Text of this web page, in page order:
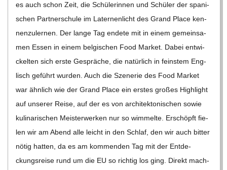
es auch schon Zeit, die Schü­le­rin­nen und Schü­ler der spa­ni­
schen Part­ner­schule im Later­nen­licht des Grand Place ken­
nen­zu­ler­nen. Der lange Tag endete mit in einem gemein­sa­
men Essen in einem bel­gi­schen Food Mar­ket. Dabei ent­wi­
ckel­ten sich erste Gesprä­che, die natür­lich in feins­tem Eng­
lisch geführt wur­den. Auch die Sze­ne­rie des Food Mar­ket
war ähn­lich wie der Grand Place ein ers­tes gro­ßes High­light
auf unse­rer Reise, auf der es von archi­tek­to­ni­schen sowie
kuli­na­ri­schen Meis­ter­wer­ken nur so wim­melte. Erschöpft fie­
len wir am Abend alle leicht in den Schlaf, den wir auch bit­ter
nötig hat­ten, da es am kom­men­den Tag mit der Ent­de­
ckungs­reise rund um die EU so rich­tig los ging. Direkt mach­